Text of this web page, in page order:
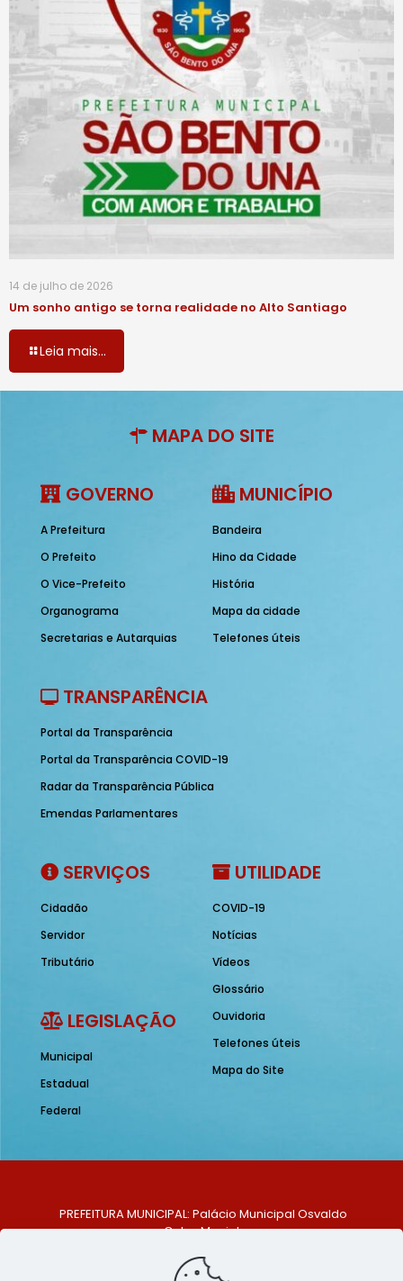
14 de julho de 2026
Um sonho antigo se torna realidade no Alto Santiago
Leia mais...
MAPA DO SITE
GOVERNO
A Prefeitura
O Prefeito
O Vice-Prefeito
Organograma
Secretarias e Autarquias
MUNICÍPIO
Bandeira
Hino da Cidade
História
Mapa da cidade
Telefones úteis
TRANSPARÊNCIA
Portal da Transparência
Portal da Transparência COVID-19
Radar da Transparência Pública
Emendas Parlamentares
SERVIÇOS
Cidadão
Servidor
Tributário
LEGISLAÇÃO
Municipal
Estadual
Federal
UTILIDADE
COVID-19
Notícias
Vídeos
Glossário
Ouvidoria
Telefones úteis
Mapa do Site
PREFEITURA MUNICIPAL: Palácio Municipal Osvaldo
Celso Maciel
Centro, São Bento do Una - PE. CEP: 553370-128